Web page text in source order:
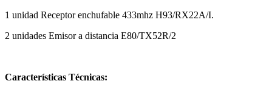
1 unidad Receptor enchufable 433mhz H93/RX22A/I.
2 unidades Emisor a distancia E80/TX52R/2
Características Técnicas: